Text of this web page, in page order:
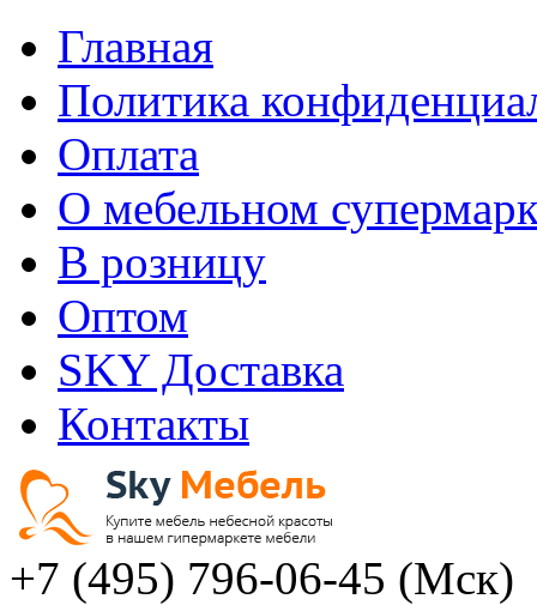
Главная
Политика
Оплата
О мебельном
В розницу
Оптом
SKY Доставка
Контакты
+7 (495) 796-06-45 (Мск)